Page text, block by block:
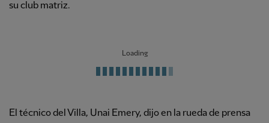
su club matriz.
Loading
El técnico del Villa, Unai Emery, dijo en la rueda de prensa